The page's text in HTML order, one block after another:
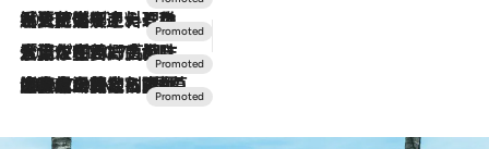
2026.7.24
【夏限定ディナーコース】旬を迎える稚鮎や花ズッキーニなどをイタリア・トスカーナの郷土料理の手法で満喫！
2026.7.17
「土佐和ハーブかき氷」がOMO7高知に登場！生姜、山椒、大葉など目にも舌にも涼を呼ぶ郷土の味
2026.7.10
NEW OPEN！【界 草津】名湯の地に誕生。趣の異なる2種の温泉と上州ならではの会席・蕎麦割烹など美食を味わう究極の癒やし旅